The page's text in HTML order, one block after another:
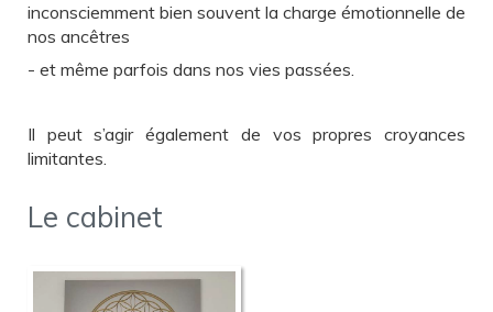
inconsciemment bien souvent la charge émotionnelle de
nos ancêtres
- et même parfois dans nos vies passées.
Il peut s’agir également de vos propres croyances
limitantes.
Le cabinet